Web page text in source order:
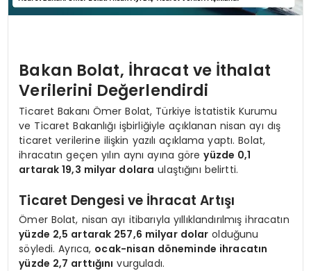
Bakan Bolat, İhracat ve İthalat
Verilerini Değerlendirdi
Ticaret Bakanı Ömer Bolat, Türkiye İstatistik Kurumu
ve Ticaret Bakanlığı işbirliğiyle açıklanan nisan ayı dış
ticaret verilerine ilişkin yazılı açıklama yaptı. Bolat,
ihracatın geçen yılın aynı ayına göreyüzde 0,1
artarak 19,3 milyar dolara ulaştığını belirtti.
Ticaret Dengesi ve İhracat Artışı
Ömer Bolat, nisan ayı itibarıyla yıllıklandırılmış ihracatın
yüzde 2,5 artarak 257,6 milyar dolar olduğunu
söyledi. Ayrıca, ocak-nisan döneminde ihracatın
yüzde 2,7 arttığını vurguladı.